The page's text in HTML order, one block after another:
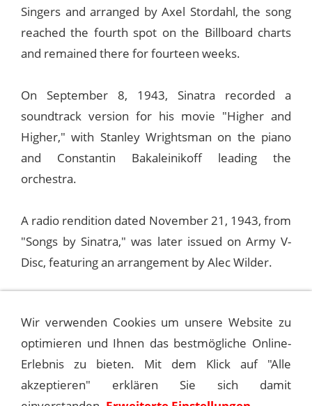
Singers and arranged by Axel Stordahl, the song
reached the fourth spot on the Billboard charts
and remained there for fourteen weeks.
On September 8, 1943, Sinatra recorded a
soundtrack version for his movie "Higher and
Higher," with Stanley Wrightsman on the piano
and Constantin Bakaleinikoff leading the
orchestra.
A radio rendition dated November 21, 1943, from
"Songs by Sinatra," was later issued on Army V-
Disc, featuring an arrangement by Alec Wilder.
arrangement for Capitol Records on November 1,
1956. This version was featured on the album
"Close to You," released in the subsequent year.
Wir verwenden Cookies um unsere Website zu
optimieren und Ihnen das bestmögliche Online-
Erlebnis zu bieten. Mit dem Klick auf "Alle
akzeptieren" erklären Sie sich damit